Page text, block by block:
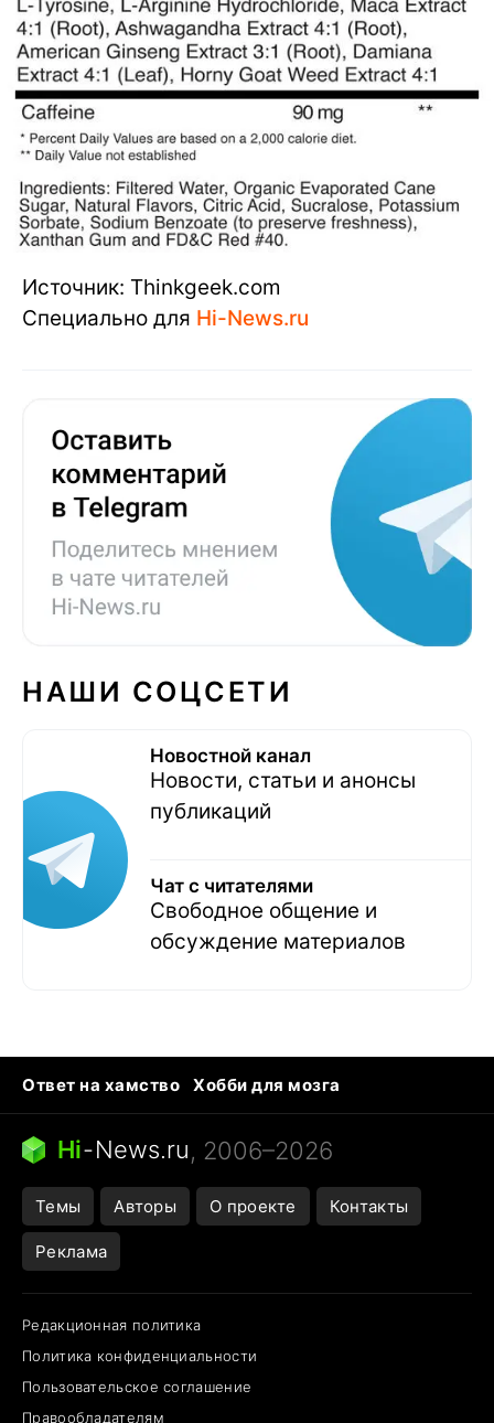
Источник: Thinkgeek.com
Специально для Hi-News.ru
НАШИ СОЦСЕТИ
Новостной канал
Новости, статьи и анонсы
публикаций
Чат с читателями
Свободное общение и
обсуждение материалов
Ответ на хамство
Хобби для мозга
Бензин 100 vs 95
Тунцы в океанариуме
Следующая пандемия
Hi-News.ru, 2006–2026
Темы Авторы О проекте Контакты
Реклама
Редакционная политика
Политика конфиденциальности
Пользовательское соглашение
Правообладателям